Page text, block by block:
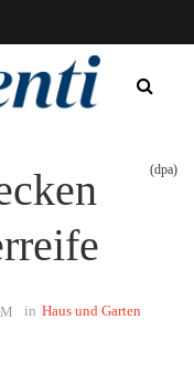
(dpa)
in Haus und Garten